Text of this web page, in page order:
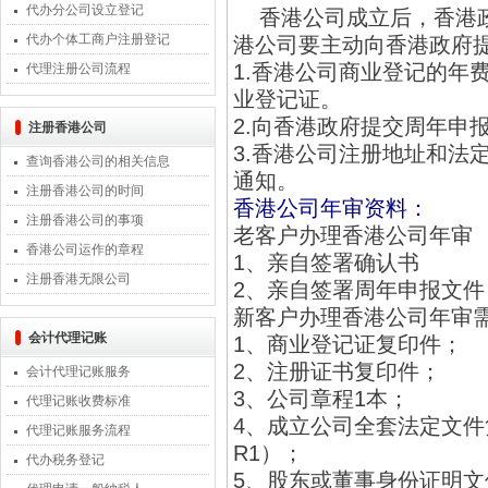
代办分公司设立登记
代办个体工商户注册登记
代理注册公司流程
注册香港公司
查询香港公司的相关信息
注册香港公司的时间
注册香港公司的事项
香港公司运作的章程
注册香港无限公司
会计代理记账
会计代理记账服务
代理记账收费标准
代理记账服务流程
代办税务登记
香港公司成立后，香港
港公司要主动向香港政府
1.香港公司商业登记的年
业登记证。
2.向香港政府提交周年申
3.香港公司注册地址和法
通知。
香港公司年审资料：
老客户办理香港公司年审
1、亲自签署确认书
2、亲自签署周年申报文
新客户办理香港公司年审
1、商业登记证复印件；
2、注册证书复印件；
3、公司章程1本；
4、成立公司全套法定文
R1）；
5、股东或董事身份证明